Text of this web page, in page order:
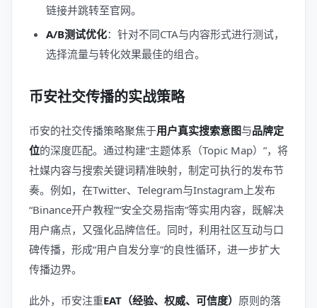
链接并跳转至官网。
A/B测试优化：针对不同CTA与内容形式进行测试，
选择流量与转化效果最佳的组合。
币安社交传播的实战策略
币安的社交传播策略聚焦于用户真实搜索意图与品牌定
位的深度匹配。通过构建“主题体系（Topic Map）”，将
社媒内容与搜索关键词精准映射，制定可执行的发布节
奏。例如，在Twitter、Telegram与Instagram上发布
“Binance开户教程”“安全交易指南”等实用内容，既解决
用户痛点，又强化品牌信任。同时，利用社区互动与口
碑传播，形成“用户自发分享”的良性循环，进一步扩大
传播边界。
此外，币安注重EAT（经验、权威、可信度） 原则的落